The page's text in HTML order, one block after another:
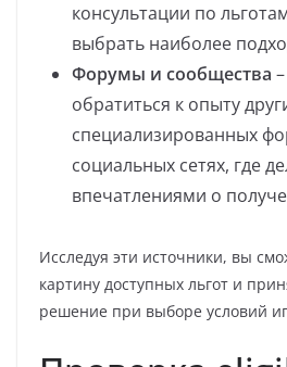
консультации по
выбрать наиболее
Форумы и сообщества
обратиться к опыту
специализированных
социальных сетях, где
впечатлениями о
Исследуя эти источники, вы
картину доступных льгот и
решение при выборе условий